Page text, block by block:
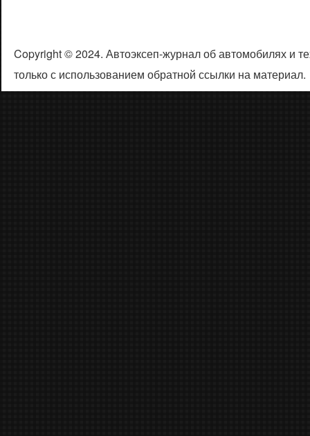
Copyright © 2024. Автоэксеп-журнал об автомобилях и
только с использованием обратной ссылки на материал.